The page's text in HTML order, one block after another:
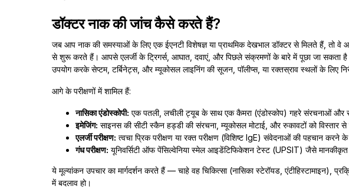
डॉक्टर नाक की जांच कैसे करते हैं?
जब आप नाक की समस्याओं के लिए एक ईएनटी विशेषज्ञ या प्राथमिक देखभाल डॉक्टर से मिलते हैं, तो वे
से शुरू करते हैं। आपसे एलर्जी के ट्रिगर्स, आघात, दवाएं, और पिछले संक्रमणों के बारे में पूछा जा सकता
उपयोग करके सेप्टम, टर्बिनेट्स, और म्यूकोसल लाइनिंग की सूजन, पॉलीप्स, या रक्तस्राव स्थलों के लिए
आगे के परीक्षणों में शामिल हैं:
नासिका एंडोस्कोपी: एक पतली, लचीली ट्यूब के साथ एक कैमरा (एंडोस्कोप) गहरे संरचनाओं और
इमेजिंग: साइनस की सीटी स्कैन हड्डी की संरचना, म्यूकोसल मोटाई, और रुकावटों को विस्तार
एलर्जी परीक्षण: त्वचा प्रिक परीक्षण या रक्त परीक्षण (विशिष्ट IgE) संवेदनाओं की पहचान करने
गंध परीक्षण: यूनिवर्सिटी ऑफ पेंसिल्वेनिया स्मेल आइडेंटिफिकेशन टेस्ट (UPSIT) जैसे मानकीकृत
ये मूल्यांकन उपचार का मार्गदर्शन करते हैं — चाहे वह चिकित्सा (नासिका स्टेरॉयड, एंटीहिस्टामाइन),
में बदलाव हो।